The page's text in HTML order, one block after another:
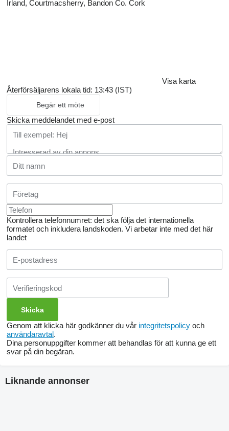
Irland, Courtmacsherry, Bandon Co. Cork
Visa karta
Återförsäljarens lokala tid: 13:43 (IST)
Begär ett möte
Skicka meddelandet med e-post
Kontrollera telefonnumret: det ska följa det internationella
formatet och inkludera landskoden. Vi arbetar inte med det här
landet
Genom att klicka här godkänner du vår integritetspolicy och
användaravtal.
Dina personuppgifter kommer att behandlas för att kunna ge ett
svar på din begäran.
Liknande annonser